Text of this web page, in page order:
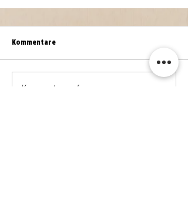
Kommentare
Kommentar verfassen...